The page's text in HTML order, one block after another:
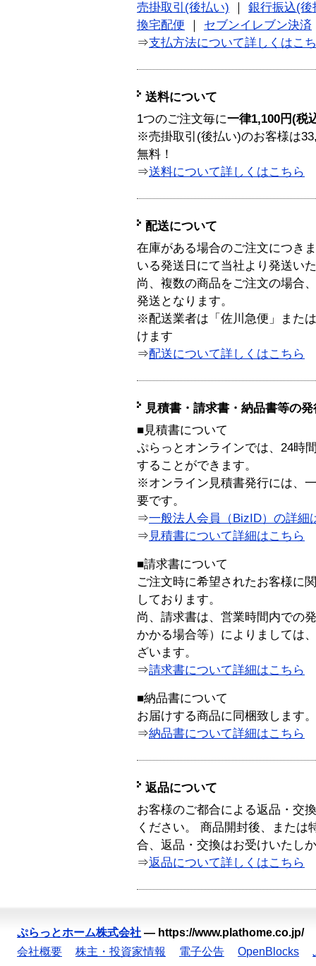
売掛取引(後払い)
銀行振込(後
換宅配便
セブンイレブン決済
⇒支払方法について詳しくはこ
送料について
1つのご注文毎に一律1,100円(税
※売掛取引(後払い)のお客様は
無料！
⇒送料について詳しくはこちら
配送について
在庫がある場合のご注文につき
いる発送日にて当社より発送い
尚、複数の商品をご注文の場合
発送となります。
※配送業者は「佐川急便」また
けます
⇒配送について詳しくはこちら
見積書・請求書・納品書等の
■見積書について
ぷらっとオンラインでは、24時
することができます。
※オンライン見積書発行には、
要です。
⇒一般法人会員（BizID）の詳細
⇒ 見積書について詳細はこちら
■請求書について
ご注文時に希望されたお客様に
しております。
尚、請求書は、営業時間内での
かかる場合等）によりましては
ざいます。
⇒請求書について詳細はこちら
■納品書について
お届けする商品に同梱致します。
⇒納品書について詳細はこちら
返品について
お客様のご都合による返品・交
ください。 商品開封後、または
合、返品・交換はお受けいたし
⇒返品について詳しくはこちら
ぷらっとホーム株式会社 — https://www.plathome.co.jp/
会社概要
株主・投資家情報 電子公告 OpenBlocks